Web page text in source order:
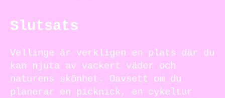
Slutsats
Vellinge är verkligen en plats där du
kan njuta av vackert väder och
naturens skönhet. Oavsett om du
planerar en picknick, en cykeltur